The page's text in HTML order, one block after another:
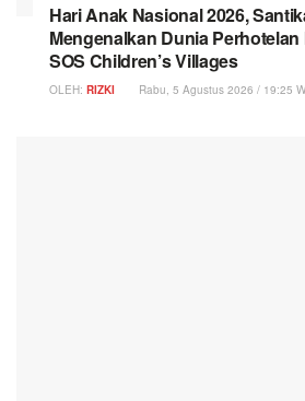
Hari Anak Nasional 2026,
Mengenalkan Dunia
SOS Children’s Villages
OLEH: RIZKI Rabu, 5 Agustus 2026 / 19:25